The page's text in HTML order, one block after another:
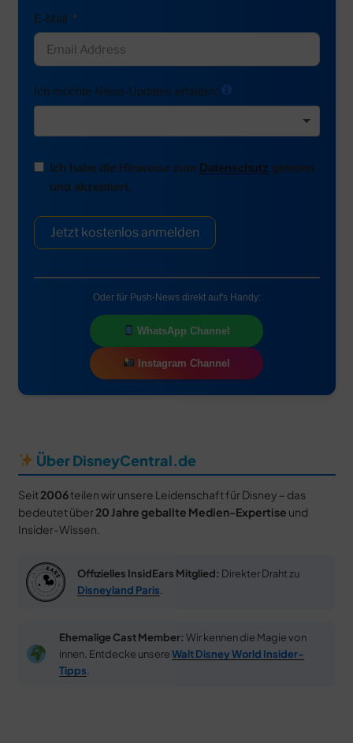
E-Mail
Ich möchte News-Updates erhalten:
Ich habe die Hinweise zum Datenschutz gelesen
und akzeptiert.
Jetzt kostenlos anmelden
Oder für Push-News direkt auf's Handy:
WhatsApp Channel
Instagram Channel
Über DisneyCentral.de
Seit 2006teilen wir unsere Leidenschaft für Disney – das
bedeutet über 20 Jahre geballte Medien-Expertise und
Insider-Wissen.
Offizielles InsidEars Mitglied: Direkter Draht zu
Disneyland Paris
Ehemalige Cast Member: Wir kennen die Magie von
innen. Entdecke unsereWalt Disney World Insider-
Tipps